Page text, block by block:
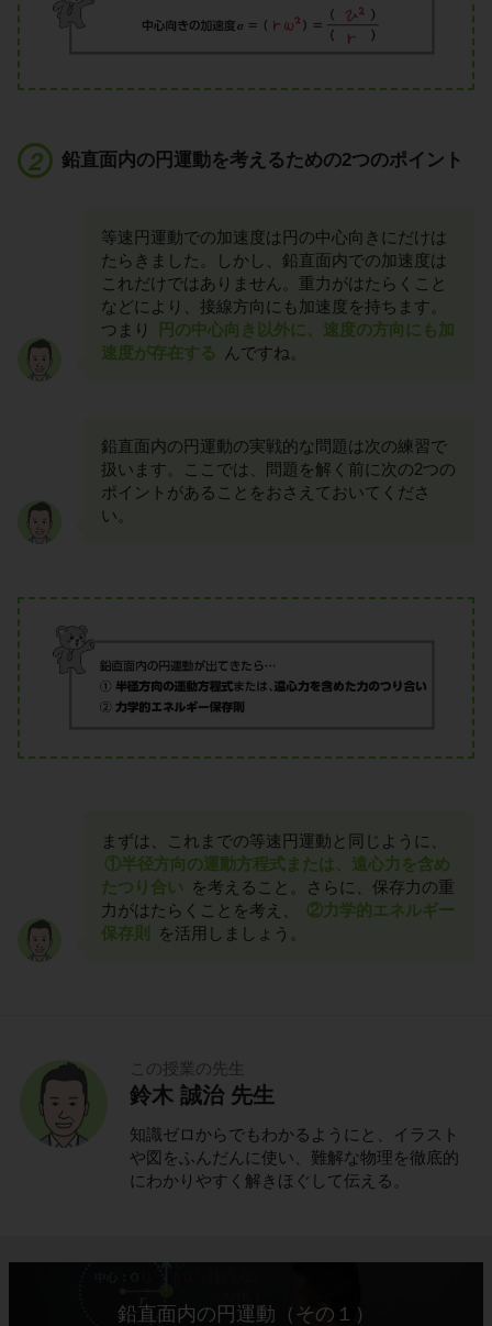
鉛直面内の円運動を考えるための2つのポイント
等速円運動での加速度は円の中心向きにだけは
たらきました。しかし、鉛直面内での加速度は
これだけではありません。重力がはたらくこと
などにより、接線方向にも加速度を持ちます。
つまり
円の中心向き以外に、速度の方向にも加
速度が存在する
んですね。
鉛直面内の円運動の実戦的な問題は次の練習で
扱います。ここでは、問題を解く前に次の2つの
ポイントがあることをおさえておいてくださ
い。
まずは、これまでの等速円運動と同じように、
①半径方向の運動方程式または、遠心力を含め
たつり合い を考えること。さらに、保存力の重
力がはたらくことを考え、
②力学的エネルギー
保存則
を活用しましょう。
この授業の先生
鈴木 誠治 先生
知識ゼロからでもわかるようにと、イラスト
や図をふんだんに使い、難解な物理を徹底的
にわかりやすく解きほぐして伝える。
鉛直面内の円運動（その１）